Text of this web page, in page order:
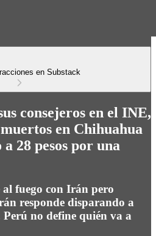
en Substack
consejeros en el INE,
en Chihuahua
28 pesos por una
al fuego con Irán pero
responde disparando a
no define quién va a